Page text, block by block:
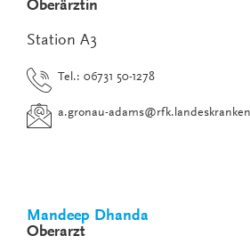
Oberärztin
Station A3
Tel.: 06731 50-1278
a.gronau-adams@
Mandeep Dhanda
Oberarzt